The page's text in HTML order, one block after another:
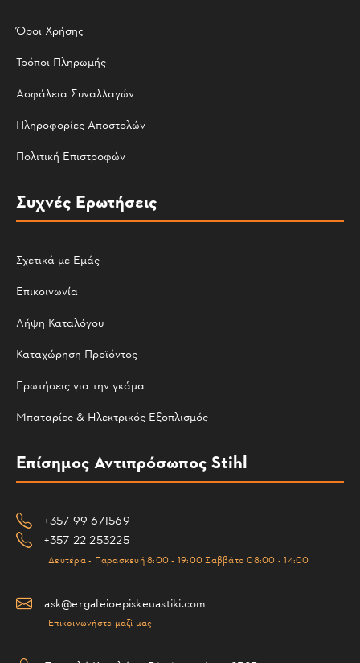
Όροι Χρήσης
Τρόποι Πληρωμής
Ασφάλεια Συναλλαγών
Πληροφορίες Αποστολών
Πολιτική Επιστροφών
Συχνές Ερωτήσεις
Σχετικά με Εμάς
Επικοινωνία
Λήψη Καταλόγου
Καταχώρηση Προϊόντος
Ερωτήσεις για την γκάμα
Μπαταρίες & Ηλεκτρικός Εξοπλισμός
Επίσημος Αντιπρόσωπος Stihl
+357 99 671569
+357 22 253225
Δευτέρα - Παρασκευή 8:00 - 19:00 Σαββάτο 08:00 - 14:00
ask@ergaleioepiskeuastiki.com
Επικοινωνήστε μαζί μας